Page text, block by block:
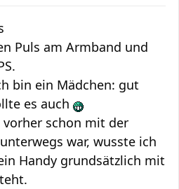
Puls am Armband und
bin ein Mädchen: gut
es auch
vorher schon mit der
war, wusste ich
Handy grundsätzlich mit